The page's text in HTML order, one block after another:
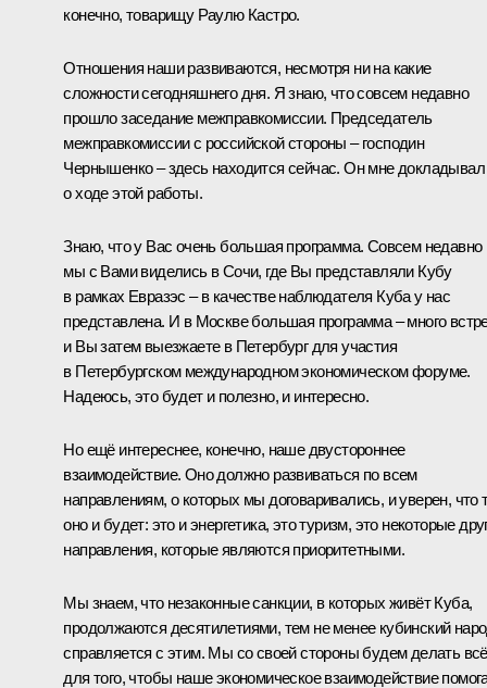
конечно, товарищу Раулю Кастро.
Отношения наши развиваются, несмотря ни на какие
сложности сегодняшнего дня. Я знаю, что совсем недавно
прошло заседание межправкомиссии. Председатель
межправкомиссии с российской стороны – господин
Чернышенко – здесь находится сейчас. Он мне докладывал
о ходе этой работы.
Знаю, что у Вас очень большая программа. Совсем недавно
мы с Вами виделись в Сочи, где Вы представляли Кубу
в рамках Евразэс – в качестве наблюдателя Куба у нас
представлена. И в Москве большая программа – много
и Вы затем выезжаете в Петербург для участия
в Петербургском международном экономическом форуме.
Надеюсь, это будет и полезно, и интересно.
Но ещё интереснее, конечно, наше двустороннее
взаимодействие. Оно должно развиваться по всем
направлениям, о которых мы договаривались, и уверен, что
оно и будет: это и энергетика, это туризм, это некоторые
направления, которые являются приоритетными.
Мы знаем, что незаконные санкции, в которых живёт Куба,
продолжаются десятилетиями, тем не менее кубинский
справляется с этим. Мы со своей стороны будем делать всё
для того, чтобы наше экономическое взаимодействие